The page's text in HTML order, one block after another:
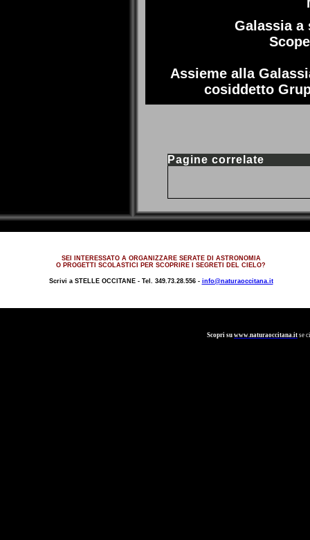
Galassia
Assieme alla
cosiddetto
Pagine correlate
SEI INTERESSATO A ORGANIZZARE SERATE DI ASTRONOMIA
O PROGETTI SCOLASTICI PER SCOPRIRE I SEGRETI DEL CIELO?
Scrivi a STELLE OCCITANE - Tel. 349.73.28.556 - info@naturaoccitana.it
Scopri su www.naturaoccitana.it se